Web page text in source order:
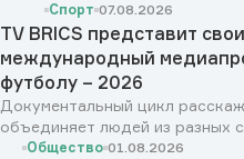
Спорт 07.08.2026
TV BRICS представит
международный
футболу – 2026
Документальный цикл
объединяет людей из разных
Общество 01.08.2026